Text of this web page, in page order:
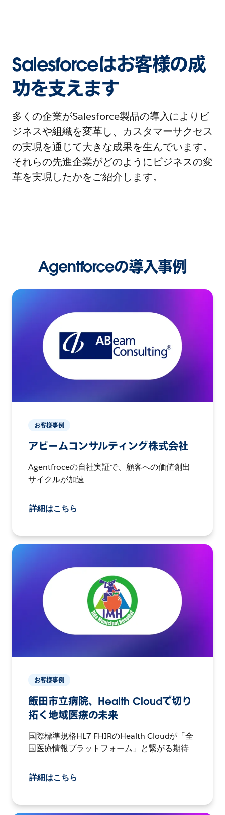
Salesforceはお客様の成
功を支えます
多くの企業がSalesforce製品の導入によりビ
ジネスや組織を変革し、カスタマーサクセス
の実現を通じて大きな成果を生んでいます。
それらの先進企業がどのようにビジネスの変
革を実現したかをご紹介します。
Agentforceの導入事例
お客様事例
アビームコンサルティング株式会社
Agentfroceの自社実証で、顧客への価値創出
サイクルが加速
詳細はこちら
お客様事例
飯田市立病院、Health Cloudで切り
拓く地域医療の未来
国際標準規格HL7 FHIRのHealth Cloudが「全
国医療情報プラットフォーム」と繋がる期待
詳細はこちら